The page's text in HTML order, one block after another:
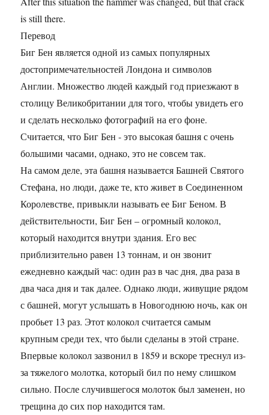
is still there.
Перевод
Биг Бен является одной из самых популярных
достопримечательностей Лондона и символов
Англии. Множество людей каждый год приезжают в
столицу Великобритании для того, чтобы увидеть его
и сделать несколько фотографий на его фоне.
Считается, что Биг Бен - это высокая башня с очень
большими часами, однако, это не совсем так.
На самом деле, эта башня называется Башней Святого
Стефана, но люди, даже те, кто живет в Соединенном
Королевстве, привыкли называть ее Биг Беном. В
действительности, Биг Бен – огромный колокол,
который находится внутри здания. Его вес
приблизительно равен 13 тоннам, и он звонит
ежедневно каждый час: один раз в час дня, два раза в
два часа дня и так далее. Однако люди, живущие рядом
с башней, могут услышать в Новогоднюю ночь, как он
пробьет 13 раз. Этот колокол считается самым
крупным среди тех, что были сделаны в этой стране.
Впервые колокол зазвонил в 1859 и вскоре треснул из-
за тяжелого молотка, который бил по нему слишком
сильно. После случившегося молоток был заменен, но
трещина до сих пор находится там.